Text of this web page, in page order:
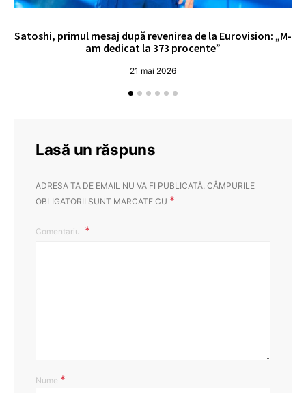
Satoshi, primul mesaj după revenirea de la Eurovision: „M-
am dedicat la 373 procente”
21 mai 2026
Lasă un răspuns
ADRESA TA DE EMAIL NU VA FI PUBLICATĂ. CÂMPURILE
OBLIGATORII SUNT MARCATE CU *
Comentariu
Nume *